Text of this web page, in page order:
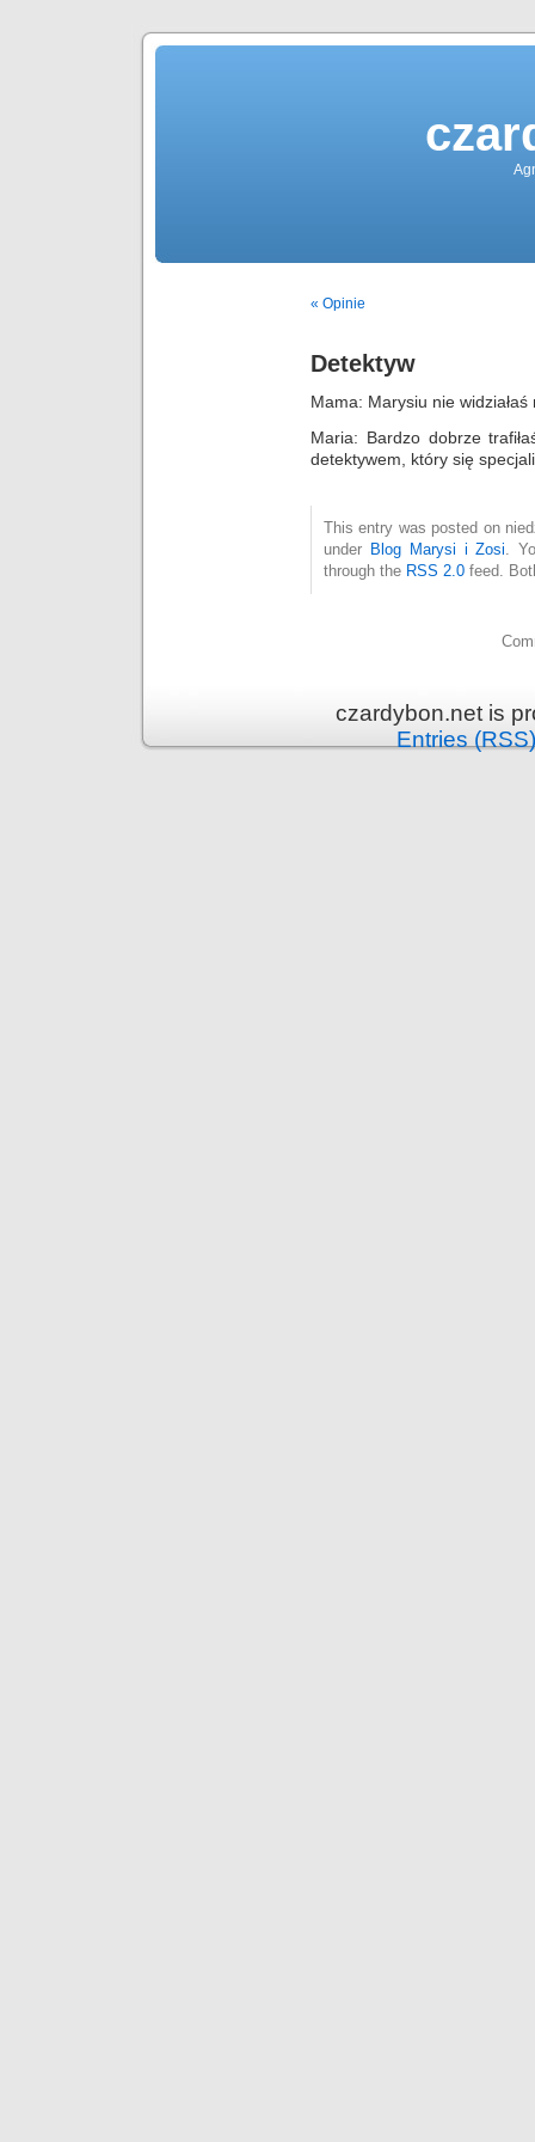
« Opinie
Detektyw
Mama: Marysiu nie
Maria: Bardzo dobrze
detektywem, który się
This entry was posted on
under Blog Marysi i Zosi.
through the RSS 2.0 feed.
czardybon.net is
Entries (RSS)